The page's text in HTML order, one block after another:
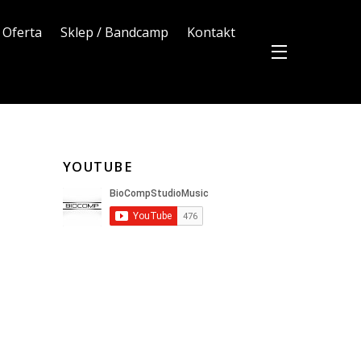
Oferta Sklep / Bandcamp Kontakt
YOUTUBE